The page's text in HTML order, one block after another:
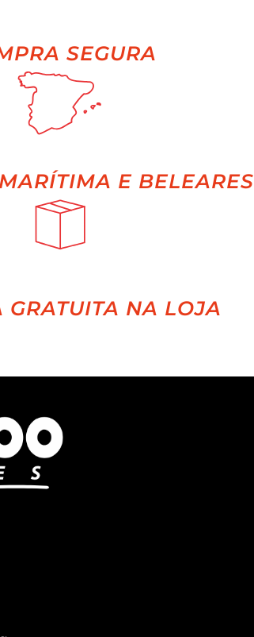
SEGURA
E BELEARES
GRATUITA NA LOJA